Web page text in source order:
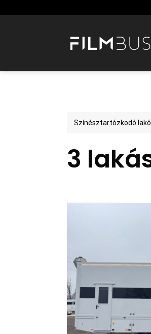
to
Színésztartózkodó
3